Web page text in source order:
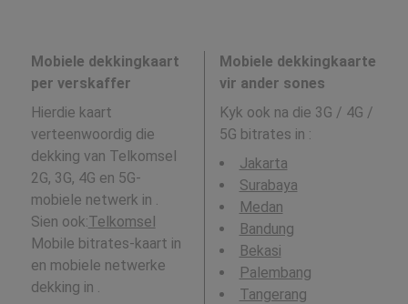
Mobiele dekkingkaart
per verskaffer
Hierdie kaart
verteenwoordig die
dekking van Telkomsel
2G, 3G, 4G en 5G-
mobiele netwerk in .
Sien ook:Telkomsel
Mobile bitrates-kaart in
en mobiele netwerke
dekking in .
Mobiele dekkingkaarte
vir ander sones
Kyk ook na die 3G / 4G /
5G bitrates in :
Jakarta
Surabaya
Medan
Bandung
Bekasi
Palembang
Tangerang